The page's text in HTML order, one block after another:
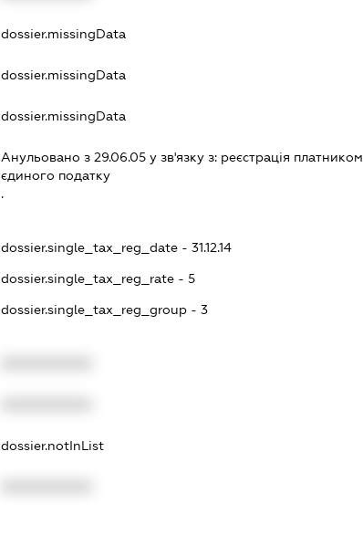
dossier.missingData
dossier.missingData
dossier.missingData
Анульовано з 29.06.05 у зв'язку з: реєстрацiя платником
єдиного податку
.
dossier.single_tax_reg_date - 31.12.14
dossier.single_tax_reg_rate - 5
dossier.single_tax_reg_group - 3
dossier.notInList